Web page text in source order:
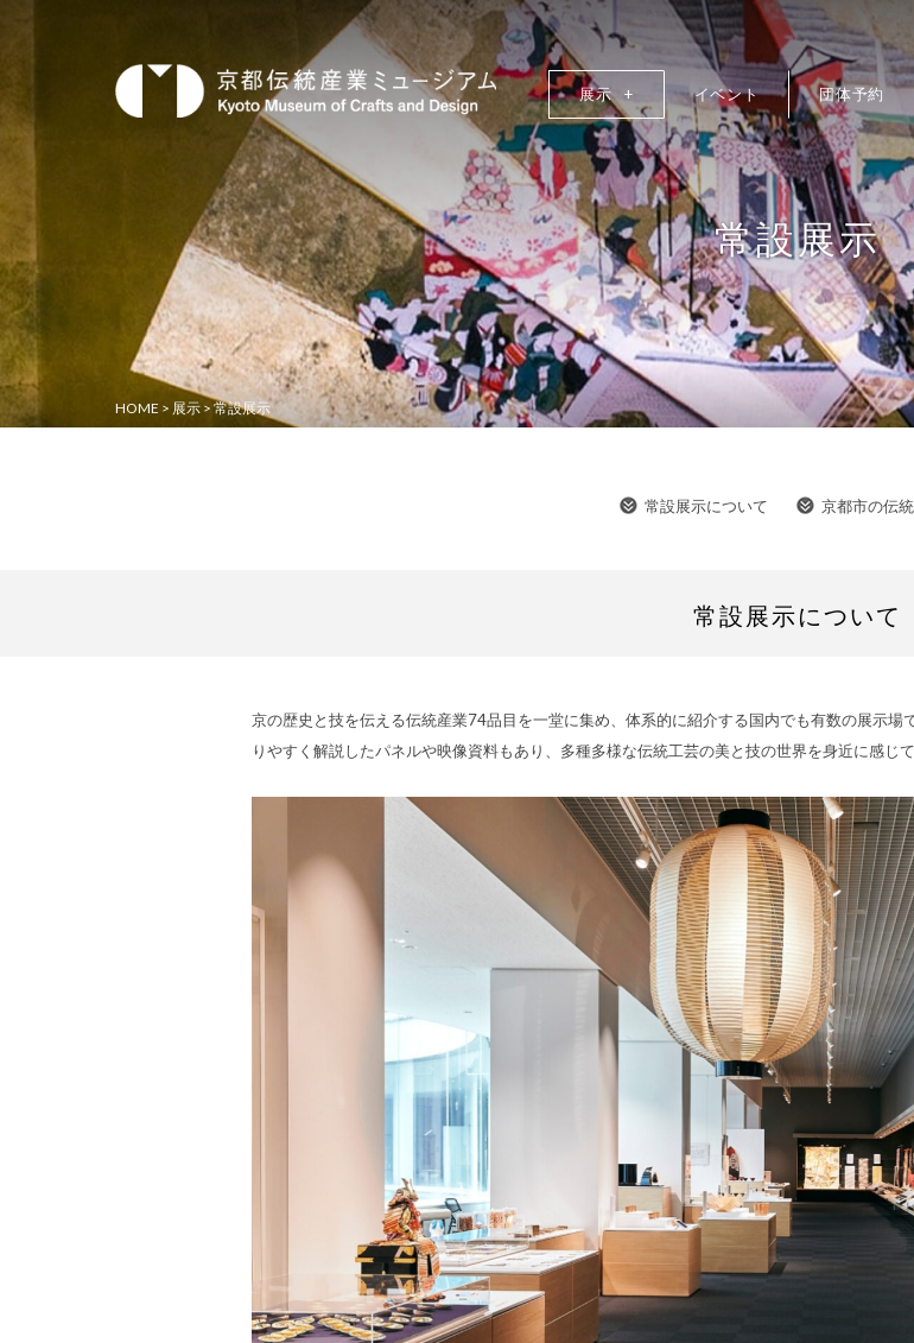
展示 イベント 団体予約
常設展示
HOME > 展示 > 常設展示
常設展示について 京都市の伝
常設展示について
京の歴史と技を伝える伝統産業74品目を一堂に集め、体系的に紹介する国内でも有数の展示
りやすく解説したパネルや映像資料もあり、多種多様な伝統工芸の美と技の世界を身近に感じて